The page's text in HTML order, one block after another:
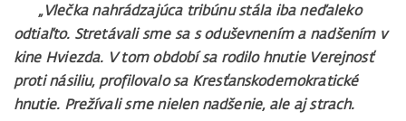
„Vlečka nahrádzajúca tribúnu stála iba neďaleko
odtiaľto. Stretávali sme sa s oduševnením a nadšením v
kine Hviezda. V tom období sa rodilo hnutie Verejnosť
proti násiliu, profilovalo sa Kresťanskodemokratické
hnutie. Prežívali sme nielen nadšenie, ale aj strach.